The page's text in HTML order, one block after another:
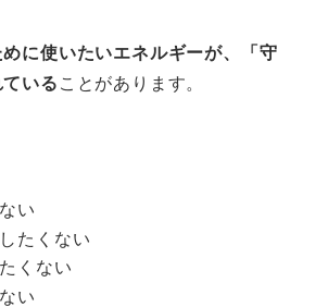
に使いたいエネルギーが、「守
いる ことがあります。
い
たくない
くない
い